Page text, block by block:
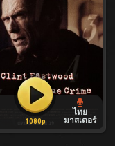
ไทย
มาสเตอร์
1080p